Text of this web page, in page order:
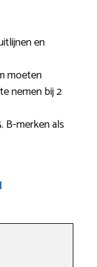
en
moeten
nemen bij 2
B-merken als